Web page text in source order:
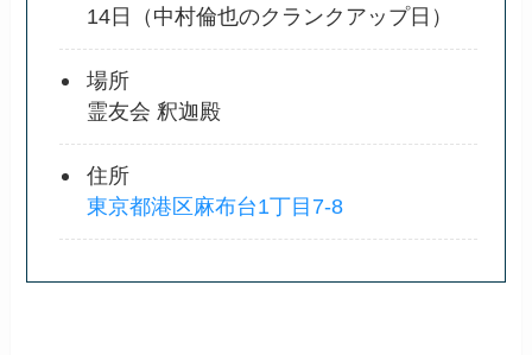
14日（中村倫也のクランクアップ日）
場所
霊友会 釈迦殿
住所
東京都港区麻布台1丁目7-8